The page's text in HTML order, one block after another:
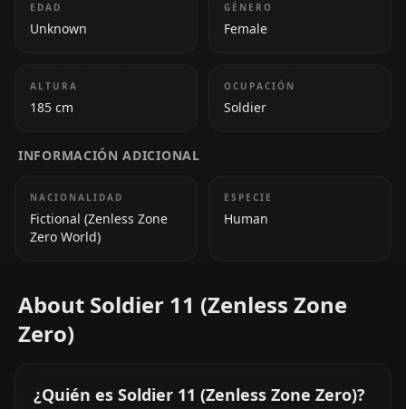
EDAD
Unknown
GÉNERO
Female
ALTURA
185 cm
OCUPACIÓN
Soldier
INFORMACIÓN ADICIONAL
NACIONALIDAD
Fictional (Zenless Zone
Zero World)
ESPECIE
Human
About Soldier 11 (Zenless Zone
Zero)
¿Quién es Soldier 11 (Zenless Zone Zero)?